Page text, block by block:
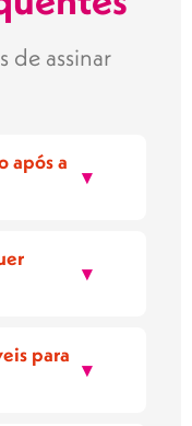
de assinar
após a
▾
▾
para
▾